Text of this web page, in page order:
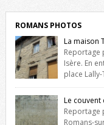
ROMANS PHOTOS
La maison
Reportage
Isère. En
place
maison construite au
fenêtres jumelles à
niche qui contient une
Le couvent
Reportage
Romans-